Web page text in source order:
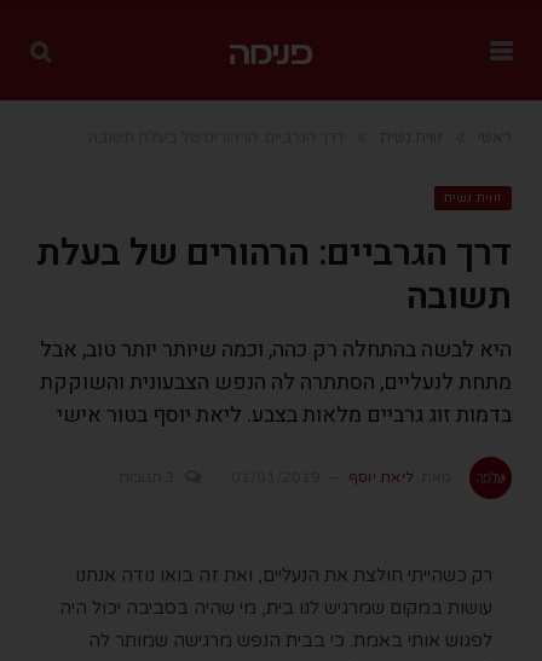
זווית נשית
דרך הגרביים: הרהורים של בעלת
תשובה
היא לבשה בהתחלה רק כהה, וכמה שיותר יותר טוב, אבל
מתחת לנעליים, הסתתרה לה הנפש הצבעונית והשוקקת
בדמות זוג גרביים מלאות בצבע. ליאת יוסף בטור אישי
ליאת יוסף
רק כשהייתי חולצת את הנעליים, ואת זה בואו נודה אנחנו
עושות במקום שמרגיש לנו בית, מי שהיה בסביבה יכול היה
לפגוש אותי באמת. כי בבית הנפש מרגישה שמותר לה